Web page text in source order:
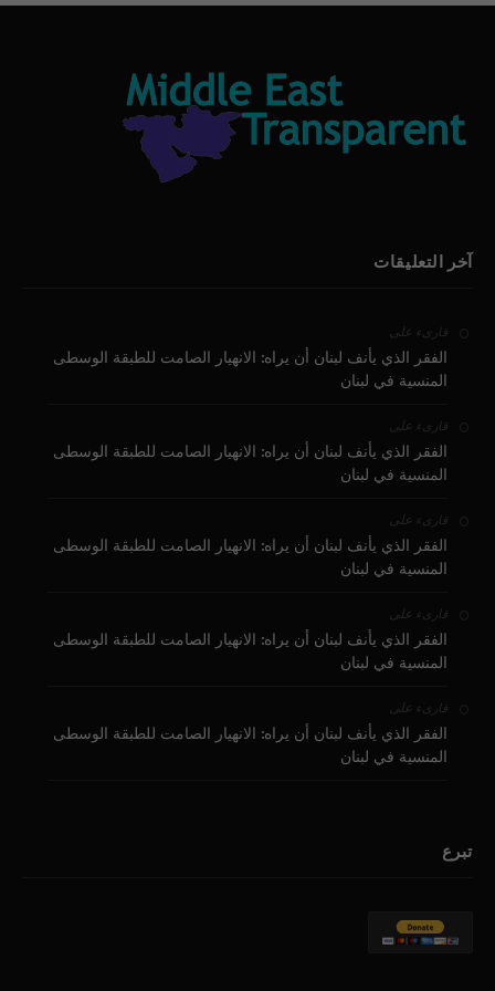
آخر التعليقات
قارىء على
الفقر الذي يأنف لبنان أن يراه: الانهيار الصامت للطبقة الوسطى
المنسية في لبنان
قارىء على
الفقر الذي يأنف لبنان أن يراه: الانهيار الصامت للطبقة الوسطى
المنسية في لبنان
قارىء على
الفقر الذي يأنف لبنان أن يراه: الانهيار الصامت للطبقة الوسطى
المنسية في لبنان
قارىء على
الفقر الذي يأنف لبنان أن يراه: الانهيار الصامت للطبقة الوسطى
المنسية في لبنان
قارىء على
الفقر الذي يأنف لبنان أن يراه: الانهيار الصامت للطبقة الوسطى
المنسية في لبنان
تبرع